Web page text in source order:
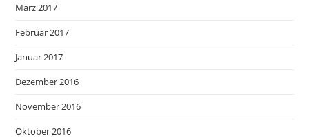
März 2017
Februar 2017
Januar 2017
Dezember 2016
November 2016
Oktober 2016